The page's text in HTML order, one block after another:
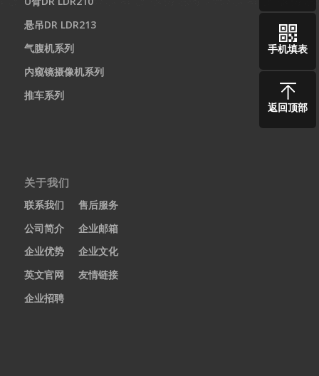
悬吊DR LDR213
气腹机系列
内窥镜摄像机系列
推车系列
关于我们
联系我们
售后服务
公司简介
企业邮箱
企业优势
企业文化
英文官网
友情链接
企业招聘
手机填表
返回顶部